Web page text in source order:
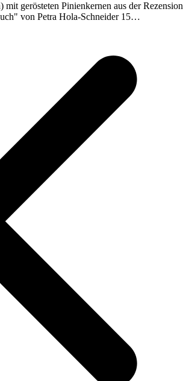
gerösteten Pinienkernen aus der Rezension
von Petra Hola-Schneider 15…